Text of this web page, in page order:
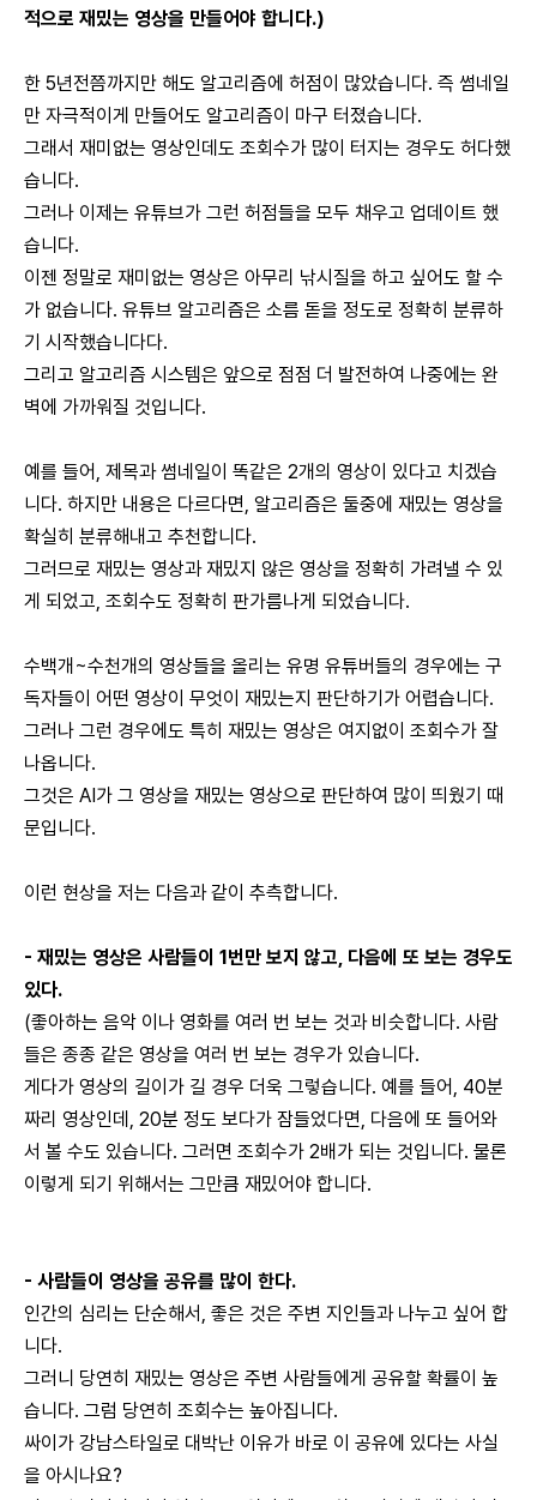
적으로 재밌는 영상을 만들어야 합니다.)
한 5년전쯤까지만 해도 알고리즘에 허점이 많았습니다. 즉 썸네일
만 자극적이게 만들어도 알고리즘이 마구 터졌습니다.
그래서 재미없는 영상인데도 조회수가 많이 터지는 경우도 허다했
습니다.
그러나 이제는 유튜브가 그런 허점들을 모두 채우고 업데이트 했
습니다.
이젠 정말로 재미없는 영상은 아무리 낚시질을 하고 싶어도 할 수
가 없습니다. 유튜브 알고리즘은 소름 돋을 정도로 정확히 분류하
기 시작했습니다다.
그리고 알고리즘 시스템은 앞으로 점점 더 발전하여 나중에는 완
벽에 가까워질 것입니다.
예를 들어, 제목과 썸네일이 똑같은 2개의 영상이 있다고 치겠습
니다. 하지만 내용은 다르다면, 알고리즘은 둘중에 재밌는 영상을
확실히 분류해내고 추천합니다.
그러므로 재밌는 영상과 재밌지 않은 영상을 정확히 가려낼 수 있
게 되었고, 조회수도 정확히 판가름나게 되었습니다.
수백개~수천개의 영상들을 올리는 유명 유튜버들의 경우에는 구
독자들이 어떤 영상이 무엇이 재밌는지 판단하기가 어렵습니다.
그러나 그런 경우에도 특히 재밌는 영상은 여지없이 조회수가 잘
나옵니다.
그것은 AI가 그 영상을 재밌는 영상으로 판단하여 많이 띄웠기 때
문입니다.
이런 현상을 저는 다음과 같이 추측합니다.
- 재밌는 영상은 사람들이 1번만 보지 않고, 다음에 또 보는 경우도
있다.
(좋아하는 음악 이나 영화를 여러 번 보는 것과 비슷합니다. 사람
들은 종종 같은 영상을 여러 번 보는 경우가 있습니다.
게다가 영상의 길이가 길 경우 더욱 그렇습니다. 예를 들어, 40분
짜리 영상인데, 20분 정도 보다가 잠들었다면, 다음에 또 들어와
서 볼 수도 있습니다. 그러면 조회수가 2배가 되는 것입니다. 물론
이렇게 되기 위해서는 그만큼 재밌어야 합니다.
- 사람들이 영상을 공유를 많이 한다.
인간의 심리는 단순해서, 좋은 것은 주변 지인들과 나누고 싶어 합
니다.
그러니 당연히 재밌는 영상은 주변 사람들에게 공유할 확률이 높
습니다. 그럼 당연히 조회수는 높아집니다.
싸이가 강남스타일로 대박난 이유가 바로 이 공유에 있다는 사실
을 아시나요?